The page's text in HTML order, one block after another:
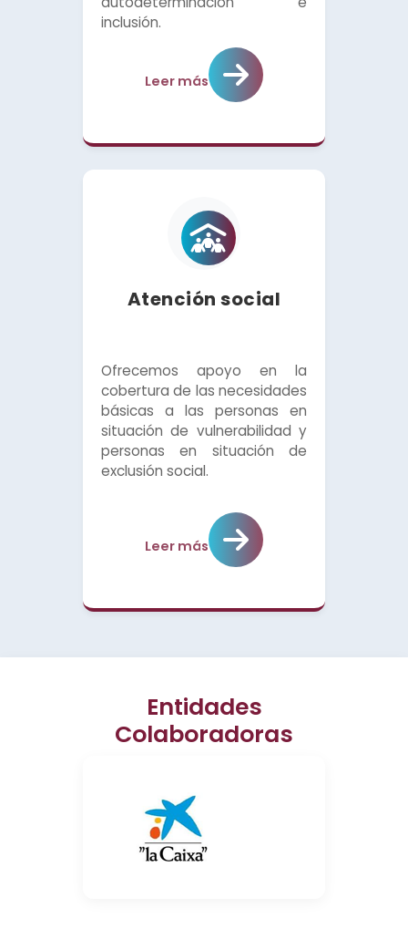
inclusión.
Leer más
Atención social
Ofrecemos apoyo en la
cobertura de las necesidades
básicas a las personas en
situación de vulnerabilidad y
personas en situación de
exclusión social.
Leer más
Entidades
Colaboradoras